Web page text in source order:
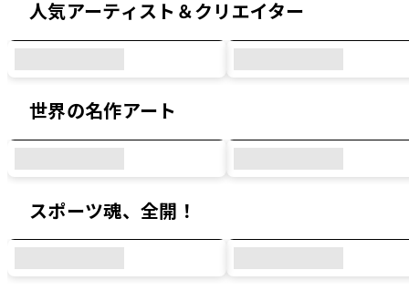
人気アーティスト＆クリエイター
世界の名作アート
スポーツ魂、全開！